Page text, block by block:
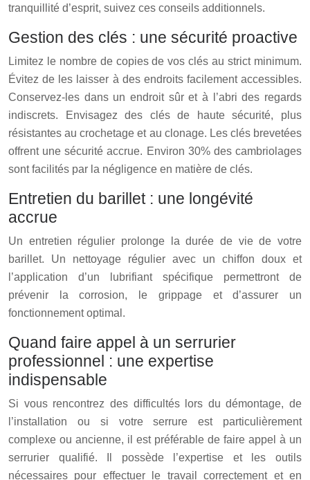
tranquillité d’esprit, suivez ces conseils additionnels.
Gestion des clés : une sécurité proactive
Limitez le nombre de copies de vos clés au strict minimum.
Évitez de les laisser à des endroits facilement accessibles.
Conservez-les dans un endroit sûr et à l’abri des regards
indiscrets. Envisagez des clés de haute sécurité, plus
résistantes au crochetage et au clonage. Les clés brevetées
offrent une sécurité accrue. Environ 30% des cambriolages
sont facilités par la négligence en matière de clés.
Entretien du barillet : une longévité
accrue
Un entretien régulier prolonge la durée de vie de votre
barillet. Un nettoyage régulier avec un chiffon doux et
l’application d’un lubrifiant spécifique permettront de
prévenir la corrosion, le grippage et d’assurer un
fonctionnement optimal.
Quand faire appel à un serrurier
professionnel : une expertise
indispensable
Si vous rencontrez des difficultés lors du démontage, de
l’installation ou si votre serrure est particulièrement
complexe ou ancienne, il est préférable de faire appel à un
serrurier qualifié. Il possède l’expertise et les outils
nécessaires pour effectuer le travail correctement et en